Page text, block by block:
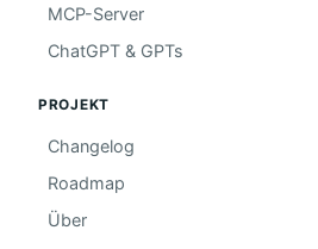
MCP-Server
ChatGPT & GPTs
PROJEKT
Changelog
Roadmap
Über